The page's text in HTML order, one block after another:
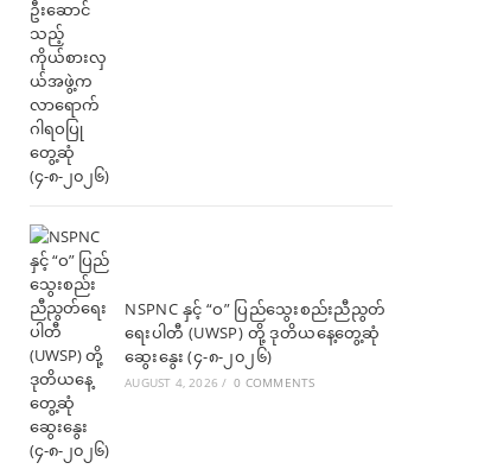
NSPNC နှင့် “ဝ” ပြည်သွေးစည်းညီညွတ်
ရေးပါတီ (UWSP) တို့ ဒုတိယနေ့တွေ့ဆုံ
ဆွေးနွေး (၄-၈-၂၀၂၆)
AUGUST 4, 2026 / 0 COMMENTS